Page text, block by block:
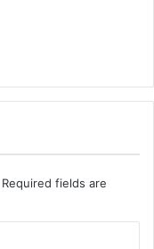
Required fields are